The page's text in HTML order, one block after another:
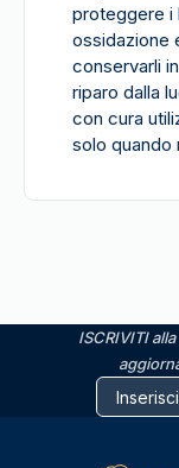
proteggere i
ossidazione
conservarli
riparo dalla
con cura
solo quando
ISCRIVITI